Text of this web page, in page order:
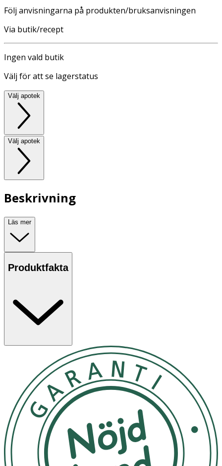
Följ anvisningarna på produkten/bruksanvisningen
Via butik/recept
Ingen vald butik
Välj för att se lagerstatus
Välj apotek
Välj apotek
Beskrivning
Läs mer
Produktfakta